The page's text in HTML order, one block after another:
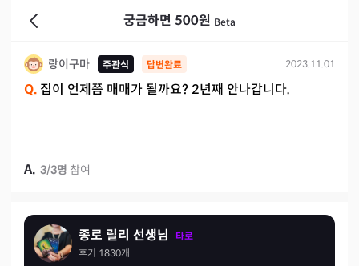
궁금하면 500원 Beta
랑이구마 주관식 답변완료 2023.11.01
Q. 집이 언제쯤 매매가 될까요? 2년째 안나갑니다.
A. 3/3명 참여
종로 릴리 선생님
타로
후기 1830개